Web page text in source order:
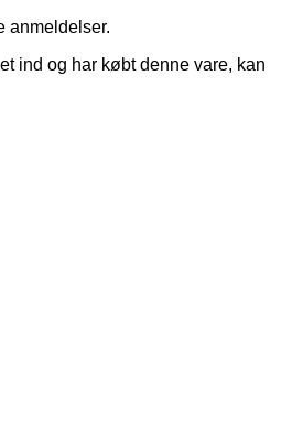
anmeldelser.
ind og har købt denne vare, kan